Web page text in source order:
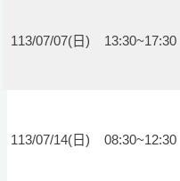
113/07/07(日) 13:30~17:30
113/07/14(日) 08:30~12:30